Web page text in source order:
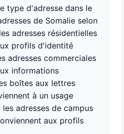
type d'adresse dans le
de Somalie selon
adresses résidentielles
profils d'identité
adresses commerciales
informations
boîtes aux lettres
à un usage
adresses de campus
aux profils